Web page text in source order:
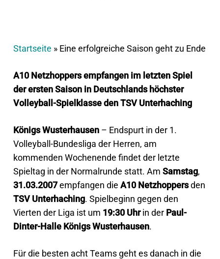
Startseite » Eine erfolgreiche Saison geht zu Ende
A10 Netzhoppers empfangen im letzten Spiel
der ersten Saison in Deutschlands höchster
Volleyball-Spielklasse den TSV Unterhaching
Königs Wusterhausen– Endspurt in der 1.
Volleyball-Bundesliga der Herren, am
kommenden Wochenende findet der letzte
Spieltag in der Normalrunde statt. Am Samstag,
31.03.2007empfangen die A10 Netzhoppersden
TSV Unterhaching. Spielbeginn gegen den
Vierten der Liga ist um 19:30 Uhrin der Paul-
Dinter-Halle Königs Wusterhausen.
Für die besten acht Teams geht es danach in die